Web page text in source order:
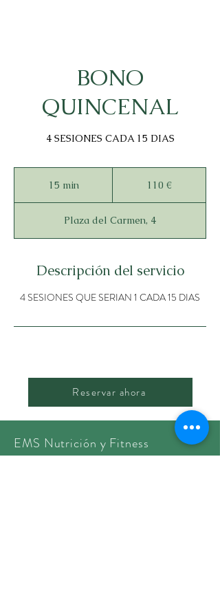
BONO
QUINCENAL
4 SESIONES CADA 15 DIAS
15 min1
m
i
110 €
Plaza del Carmen, 4
Descripción del servicio
4 SESIONES QUE SERIAN 1 CADA 15 DIAS
Reservar ahora
EMS Nutrición y Fitness